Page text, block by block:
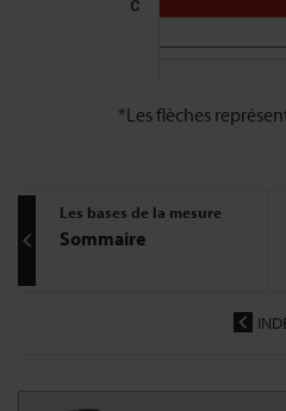
Les flèches
Les bases de la mesure
Sommaire